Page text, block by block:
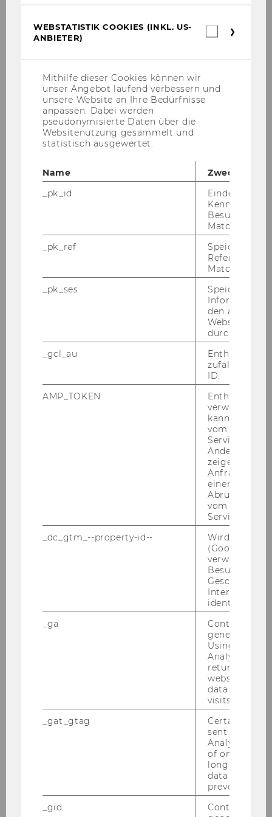
German mainstream news during
Originalbeitrag
Fachzeitschrift
Zakeri, Behnam, Surana, Kavita, Hunt,
Keywan. 2026. The AI–energy storage
nexus.
Originalbeitrag
Gao, Yunhuan, Piñero, Pablo, Aguilera,
Eduardo, Bruckner, Martin, Cobeña,
Zu Publikationen in WU Research
Wir erforschen aktuelle wirtschaftliche und
gesellschaftliche Fragen. Finden Sie hier die
Expert*innen für Ihr Anliegen.
Name
WEBSTATISTIK COOKIES (INKL. US-
ANBIETER)
Mithilfe dieser Cookies können wir
unser Angebot laufend verbessern und
unsere Website an Ihre Bedürfnisse
anpassen. Dabei werden
pseudonymisierte Daten über die
Websitenutzung gesammelt und
statistisch ausgewertet.
Name
Zweck
_pk_id
Eindeutige
Besuchers
Matomo.
_pk_ref
Speicherung
Referrers
Matomo.
_pk_ses
Speicherung
den aktuellen
durch
_gcl_au
Enthält eine
ID.
AMP_TOKEN
Enthält ein
verwendet
kann, um
vom AMP-
Service
Andere
zeigen Opt-
Anfrage im
einen Fehler
Abrufen
vom AMP
Service an.
_dc_gtm_--property-id--
Wird von
(Google Tag
verwendet,
Besucher
Geschlecht
Interessen zu
identifizieren.
_ga
Contains a
generated
Using this
Analytics can
returning
website and
data from
visits.
_gat_gtag
Certain data
sent to
Analytics a
of once per
long as it is
data
prevented.
_gid
Contains a